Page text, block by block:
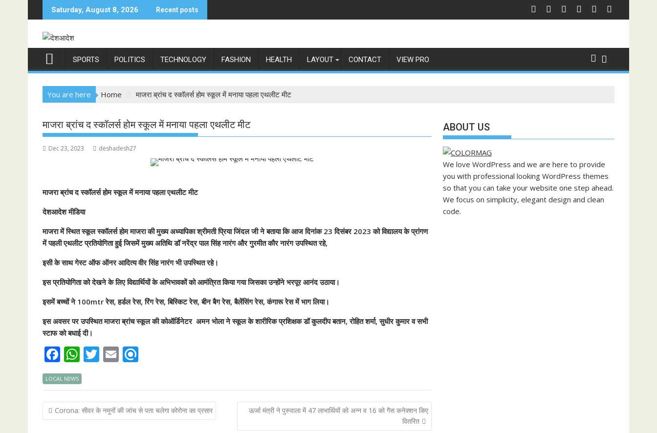
to
Saturday, August 8, 2026 Recent posts
SPORTS POLITICS TECHNOLOGY FASHION HEALTH LAYOUT CONTACT VIEW PRO
You are here Home माजरा ब्रांच द स्कॉलर्स होम स्कूल में मनाया पहला एथलीट मीट
माजरा ब्रांच द स्कॉलर्स होम स्कूल में मनाया पहला एथलीट मीट
Dec 23, 2023 deshadesh27
माजरा ब्रांच द स्कॉलर्स होम स्कूल में मनाया पहला एथलीट मीट
देशआदेश मीडिया
माजरा में स्थित स्कूल स्कॉलर्स होम माजरा की मुख्य अध्यापिका श्रीमती प्रिया जिंदल जी ने बताया कि आज दिनांक 23 दिसंबर 2023 को विद्यालय के प्रांगण
में पहली एथलीट प्रतियोगिता हुई जिसमें मुख्य अतिथि डॉ नरेंद्र पाल सिंह नारंग और गुरमीत कौर नारंग उपस्थित रहे,
इसी के साथ गेस्ट ऑफ ऑनर आदित्य वीर सिंह नारंग भी उपस्थित रहे।
इस प्रतियोगिता को देखने के लिए विद्यार्थियों के अभिभावकों को आमंत्रित किया गया जिसका उन्होंने भरपूर आनंद उठाया।
इसमें बच्चों ने 100mtr रेस, हर्डल रेस, रिंग रेस, बिस्किट रेस, बीन बैग रेस, बैलेंसिंग रेस, कंगारू रेस में भाग लिया।
इस अवसर पर उपस्थित माजरा ब्रांच स्कूल की कोऑर्डिनेटर अमन भोला ने स्कूल के शारीरिक प्रशिक्षक डॉ कुलदीप बतान, रोहित शर्मा, सुधीर कुमार व सभी
स्टाफ को बधाई दी।
F
ac
e
b
o
W
h
at
s
A
T
itt
er
E
ai
l
i
n
d
LOCAL NEWS
Post
navigation
Corona: सीवर के नमूनों की जांच से पता चलेगा कोरोना का प्रसार
ऊर्जा मंत्री ने पुरुवाला में 47 लाभार्थियों को अन्न व 16 को गैस कनेक्शन किए
वितरित
ABOUT US
We love WordPress and we are here to provide
you with professional looking WordPress themes
so that you can take your website one step ahead.
We focus on simplicity, elegant design and clean
code.